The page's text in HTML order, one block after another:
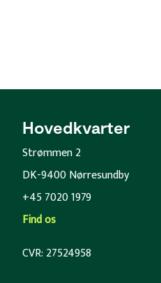
Hovedkvarter
Strømmen 2
DK-9400 Nørresundby
+45 7020 1979
Find os
CVR: 27524958